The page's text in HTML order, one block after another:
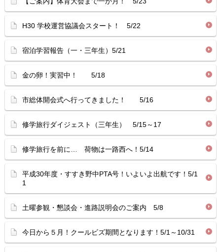
H30 学校運営協議会スタート！ 5/22
宿泊学習報告（一・三年生）5/21
金の卵！実習中！ 5/18
市総体開会式へ行ってきました！ 5/16
修学旅行ダイジェスト（三年生） 5/15～17
修学旅行を前に… 荷物は一路西へ！5/14
平成30年度・すすき野中PTA号！いよいよ出航です！5/1
1
土曜参観・懇談会・進路説明会のご案内 5/8
今日から５月！クールビズ期間となります！5/1～10/31